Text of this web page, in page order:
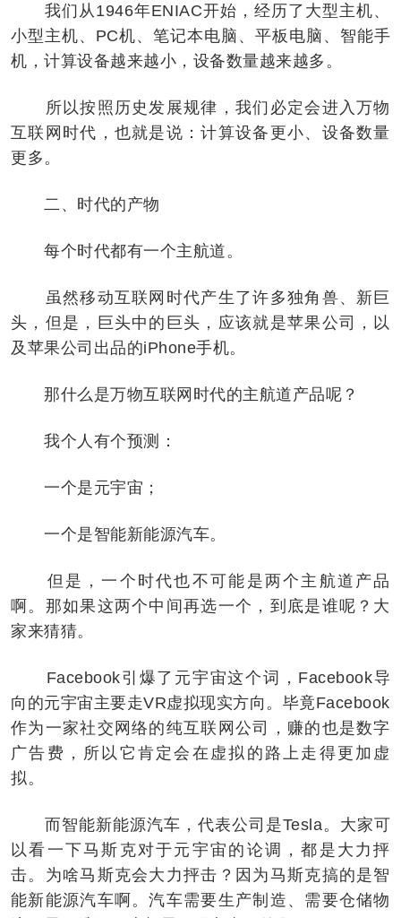
我们从1946年ENIAC开始，经历了大型主机、
小型主机、PC机、笔记本电脑、平板电脑、智能手
机，计算设备越来越小，设备数量越来越多。
所以按照历史发展规律，我们必定会进入万物
互联网时代，也就是说：计算设备更小、设备数量
更多。
二、时代的产物
每个时代都有一个主航道。
虽然移动互联网时代产生了许多独角兽、新巨
头，但是，巨头中的巨头，应该就是苹果公司，以
及苹果公司出品的iPhone手机。
那什么是万物互联网时代的主航道产品呢？
我个人有个预测：
一个是元宇宙；
一个是智能新能源汽车。
但是，一个时代也不可能是两个主航道产品
啊。那如果这两个中间再选一个，到底是谁呢？大
家来猜猜。
Facebook引爆了元宇宙这个词，Facebook导
向的元宇宙主要走VR虚拟现实方向。毕竟Facebook
作为一家社交网络的纯互联网公司，赚的也是数字
广告费，所以它肯定会在虚拟的路上走得更加虚
拟。
而智能新能源汽车，代表公司是Tesla。大家可
以看一下马斯克对于元宇宙的论调，都是大力抨
击。为啥马斯克会大力抨击？因为马斯克搞的是智
能新能源汽车啊。汽车需要生产制造、需要仓储物